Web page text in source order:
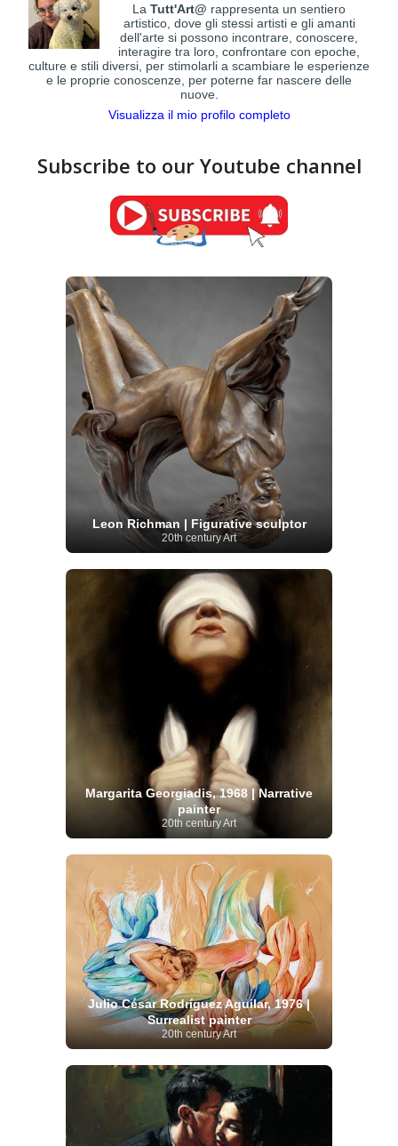
LaTutt'Art@ rappresenta un sentiero
artistico, dove gli stessi artisti e gli amanti
dell'arte si possono incontrare, conoscere,
interagire tra loro, confrontare con epoche,
culture e stili diversi, per stimolarli a scambiare le esperienze
e le proprie conoscenze, per poterne far nascere delle
nuove.
Visualizza il mio profilo completo
Subscribe to our Youtube channel
Leon Richman | Figurative sculptor
20th century Art
Margarita Georgiadis, 1968 | Narrative
painter
20th century Art
Julio César Rodríguez Aguilar, 1976 |
Surrealist painter
20th century Art